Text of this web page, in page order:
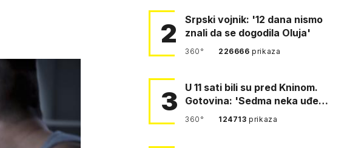
2
Srpski vojnik: '12 dana nismo
znali da se dogodila Oluja'
360° 226666prikaza
3
U 11 sati bili su pred Kninom.
Gotovina: 'Sedma neka uđe,
4. gardijska neka g…
360° 124713prikaza